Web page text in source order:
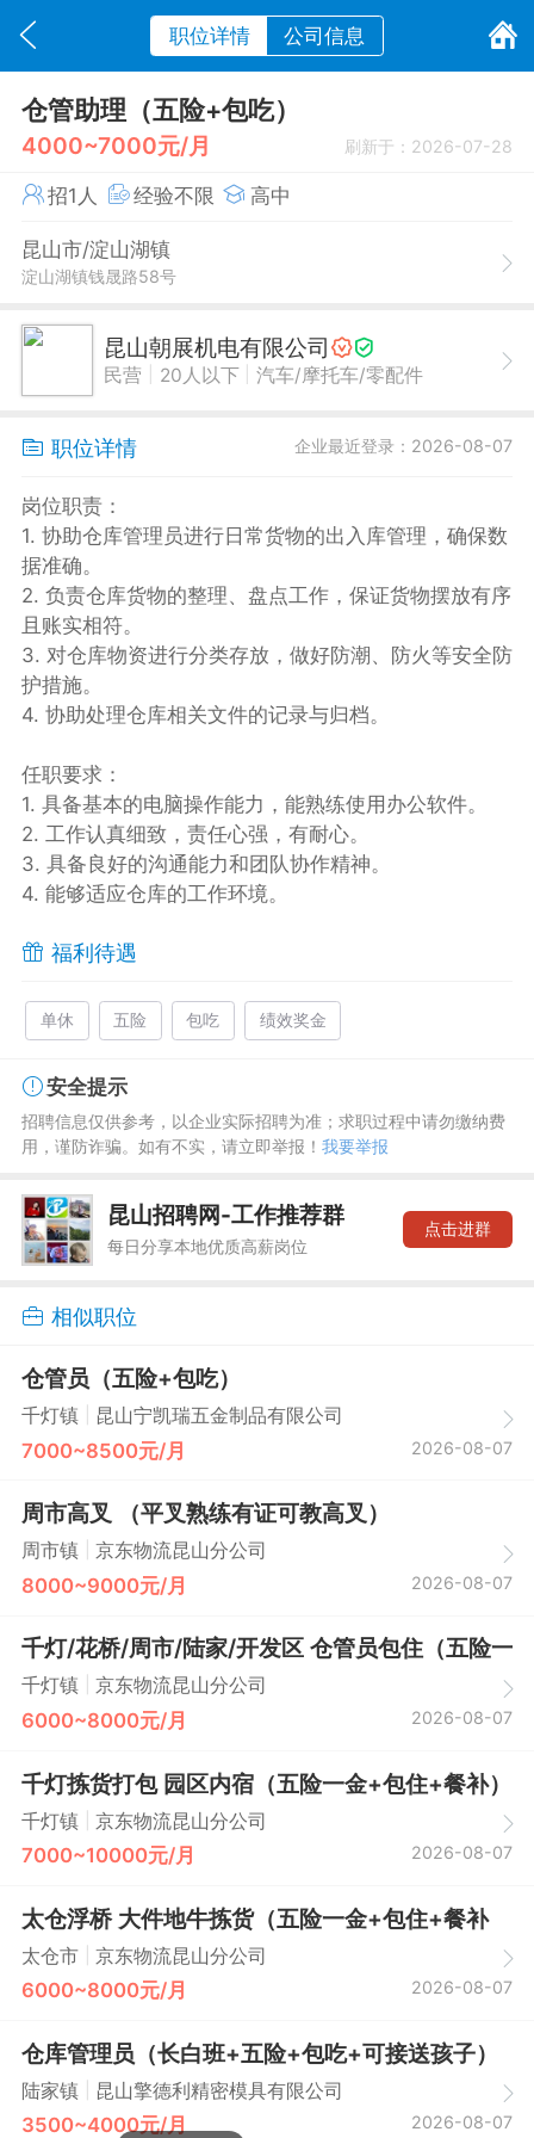
职位详情 公司信息
仓管助理（五险+包吃）
4000~7000元/月 刷新于：2026-07-28
招1人 经验不限 高中
昆山市/淀山湖镇
淀山湖镇钱晟路58号
昆山朝展机电有限公司
民营 20人以下 汽车/摩托车/零配件
职位详情 企业最近登录：2026-08-07
岗位职责：
1. 协助仓库管理员进行日常货物的出入库管理，确保数
据准确。
2. 负责仓库货物的整理、盘点工作，保证货物摆放有序
且账实相符。
3. 对仓库物资进行分类存放，做好防潮、防火等安全防
护措施。
4. 协助处理仓库相关文件的记录与归档。
任职要求：
1. 具备基本的电脑操作能力，能熟练使用办公软件。
2. 工作认真细致，责任心强，有耐心。
3. 具备良好的沟通能力和团队协作精神。
4. 能够适应仓库的工作环境。
福利待遇
单休 五险 包吃 绩效奖金
安全提示
招聘信息仅供参考，以企业实际招聘为准；求职过程中请勿缴纳费
用，谨防诈骗。如有不实，请立即举报！ 我要举报
昆山招聘网-工作推荐群
每日分享本地优质高薪岗位
点击进群
相似职位
仓管员（五险+包吃）
千灯镇 昆山宁凯瑞五金制品有限公司
7000~8500元/月 2026-08-07
周市高叉 （平叉熟练有证可教高叉）
周市镇 京东物流昆山分公司
8000~9000元/月 2026-08-07
千灯/花桥/周市/陆家/开发区 仓管员包住（五险一
千灯镇 京东物流昆山分公司
6000~8000元/月 2026-08-07
千灯拣货打包 园区内宿（五险一金+包住+餐补）
千灯镇 京东物流昆山分公司
7000~10000元/月 2026-08-07
太仓浮桥 大件地牛拣货（五险一金+包住+餐补
太仓市 京东物流昆山分公司
6000~8000元/月 2026-08-07
仓库管理员（长白班+五险+包吃+可接送孩子）
陆家镇 昆山擎德利精密模具有限公司
3500~4000元/月
2026-08-07